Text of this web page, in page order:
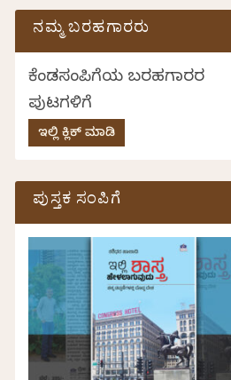
ನಮ್ಮ ಬರಹಗಾರರು
ಕೆಂಡಸಂಪಿಗೆಯ ಬರಹಗಾರರ
ಪುಟಗಳಿಗೆ
ಇಲ್ಲಿ ಕ್ಲಿಕ್ ಮಾಡಿ
ಪುಸ್ತಕ ಸಂಪಿಗೆ